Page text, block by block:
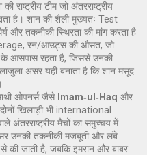
की राष्ट्रीय टीम जो अंतरराष्ट्रीय
है। शान की शैली मुख्यतः Test
और तकनीकी स्थिरता की मांग करता है
, रन/आउट्स की औसत, जो
आसपास रहता है, जिससे उनकी
असर यही बनाता है कि शान मसूद
ओपनर्स जैसे Imam‑ul‑Haq और
खिलाड़ी भी international
अंतरराष्ट्रीय मैचों का समुच्चय में
उनकी तकनीकी मजबूती और लंबे
से की जाती है, जबकि इमरान और बाबर